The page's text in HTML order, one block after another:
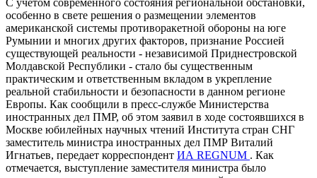
С учетом современного состояния региональной обстановки,
особенно в свете решения о размещении элементов
американской системы противоракетной обороны на юге
Румынии и многих других факторов, признание Россией
существующей реальности - независимой Приднестровской
Молдавской Республики - стало бы существенным
практическим и ответственным вкладом в укрепление
реальной стабильности и безопасности в данном регионе
Европы. Как сообщили в пресс-службе Министерства
иностранных дел ПМР, об этом заявил в ходе состоявшихся в
Москве юбилейных научных чтений Института стран СНГ
заместитель министра иностранных дел ПМР Виталий
Игнатьев, передает корреспондент ИА REGNUM . Как
отмечается, выступление заместителя министра было